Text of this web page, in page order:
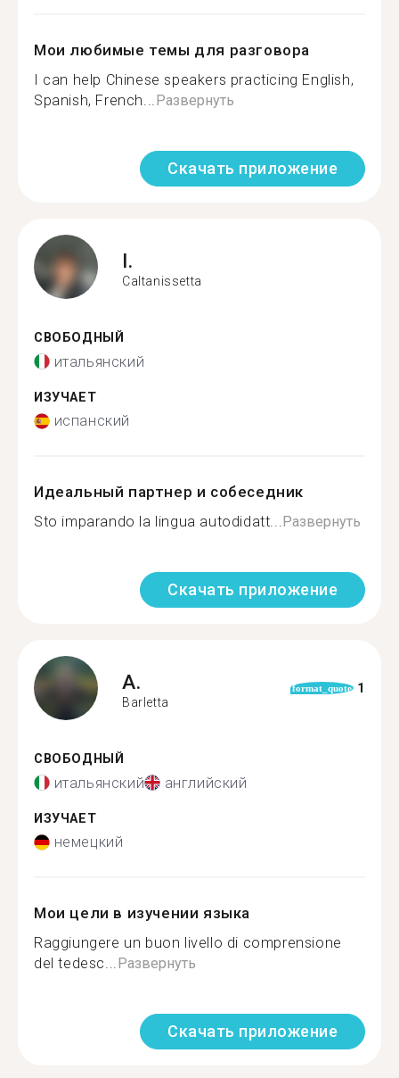
Мои любимые темы для разговора
I can help Chinese speakers practicing English,
Spanish, French...Развернуть
Скачать приложение
I.
Caltanissetta
СВОБОДНЫЙ
итальянский
ИЗУЧАЕТ
испанский
Идеальный партнер и собеседник
Sto imparando la lingua autodidatt...Развернуть
Скачать приложение
A.
Barletta
format_quote 1
СВОБОДНЫЙ
итальянский английский
ИЗУЧАЕТ
немецкий
Мои цели в изучении языка
Raggiungere un buon livello di comprensione
del tedesc...Развернуть
Скачать приложение